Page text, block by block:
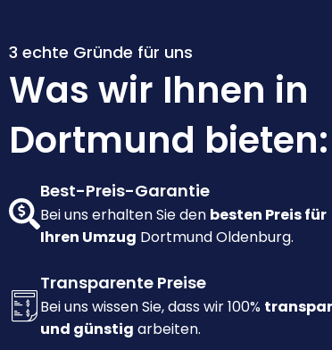
3 echte Gründe für uns
Was wir Ihnen in
Dortmund bieten:
Best-Preis-Garantie
Bei uns erhalten Sie den besten Preis für
Ihren Umzug Dortmund Oldenburg.
Transparente Preise
Bei uns wissen Sie, dass wir 100%
und günstig arbeiten.